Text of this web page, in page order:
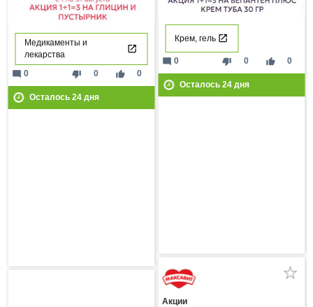
Медикаменты и
лекарства
thumb_down 0 thumb_up 0
mode_comment 0
Осталось 24дня
Крем, гель
thumb_down 0 thumb_up 0
mode_comment 0
Осталось 24дня
Акции